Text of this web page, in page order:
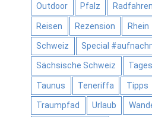
Outdoor Pfalz Radfahren
Reisen Rezension Rhein
Schweiz Special
Sächsische Schweiz
Taunus Teneriffa Tipps
Traumpfad Urlaub